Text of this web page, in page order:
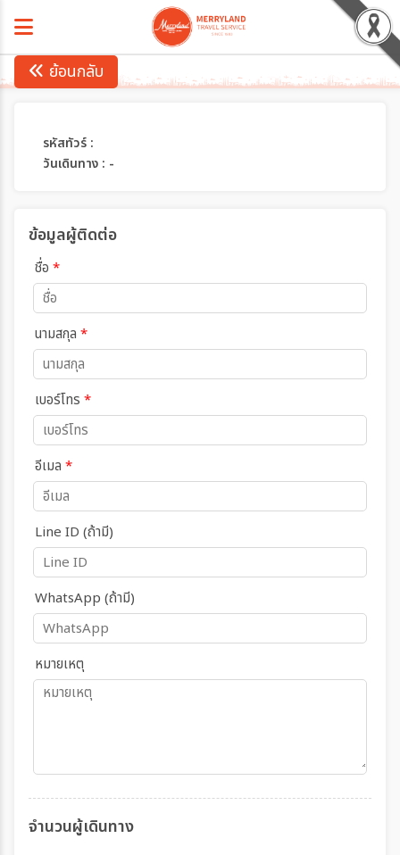
ย้อนกลับ
รหัสทัวร์ :
วันเดินทาง : -
ข้อมูลผู้ติดต่อ
ชื่อ *
นามสกุล *
เบอร์โทร *
อีเมล *
Line ID (ถ้ามี)
WhatsApp (ถ้ามี)
หมายเหตุ
จำนวนผู้เดินทาง